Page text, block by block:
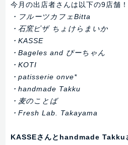
今月の出店者さんは以下の9店舗！
・フルーツカフェBitta
・石窯ピザ ちょけらまいか
・KASSE
・Bageles and ぴーちゃん
・KOTI
・patisserie onve*
・handmade Takku
・麦のことば
・Fresh Lab. Takayama
KASSEさんとhandmade Takku